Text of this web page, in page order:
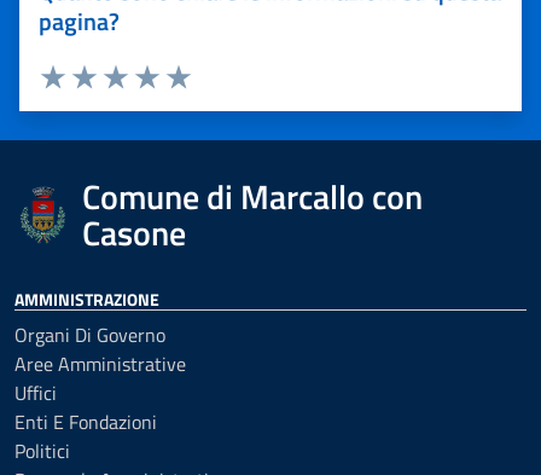
pagina?
Valuta 5 stelle su 5
Valuta 4 stelle su 5
Valuta 3 stelle su 5
Valuta 2 stelle su 5
Valuta 1 stelle su 5
Comune di Marcallo con
Casone
AMMINISTRAZIONE
Organi Di Governo
Aree Amministrative
Uffici
Enti E Fondazioni
Politici